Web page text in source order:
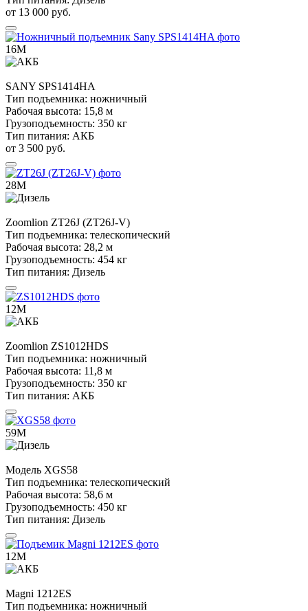
от 13 000 руб.
16М
SANY SPS1414HA
Тип подъемника: ножничный
Рабочая высота: 15,8 м
Грузоподъемность: 350 кг
Тип питания: АКБ
от 3 500 руб.
28М
Zoomlion ZT26J (ZT26J-V)
Тип подъемника: телескопический
Рабочая высота: 28,2 м
Грузоподъемность: 454 кг
Тип питания: Дизель
12М
Zoomlion ZS1012HDS
Тип подъемника: ножничный
Рабочая высота: 11,8 м
Грузоподъемность: 350 кг
Тип питания: АКБ
59М
Модель XGS58
Тип подъемника: телескопический
Рабочая высота: 58,6 м
Грузоподъемность: 450 кг
Тип питания: Дизель
12М
Magni 1212ES
Тип подъемника: ножничный